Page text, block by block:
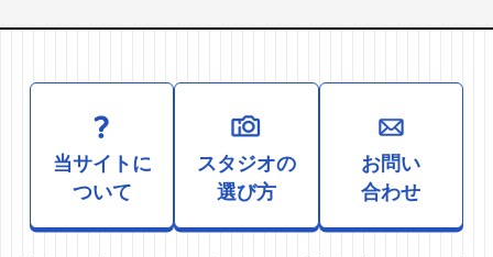
当サイトに
ついて
スタジオの
選び方
お問い
合わせ